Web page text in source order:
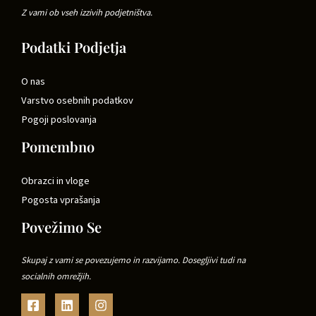
Z vami ob vseh izzivih podjetništva.
Podatki Podjetja
O nas
Varstvo osebnih podatkov
Pogoji poslovanja
Pomembno
Obrazci in vloge
Pogosta vprašanja
Povežimo Se
Skupaj z vami se povezujemo in razvijamo. Dosegljivi tudi na
socialnih omrežjih.